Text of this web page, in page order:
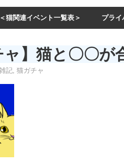
＜猫関連イベント一覧表＞ プラ
ャ】猫と〇〇が
記, 猫ガチャ